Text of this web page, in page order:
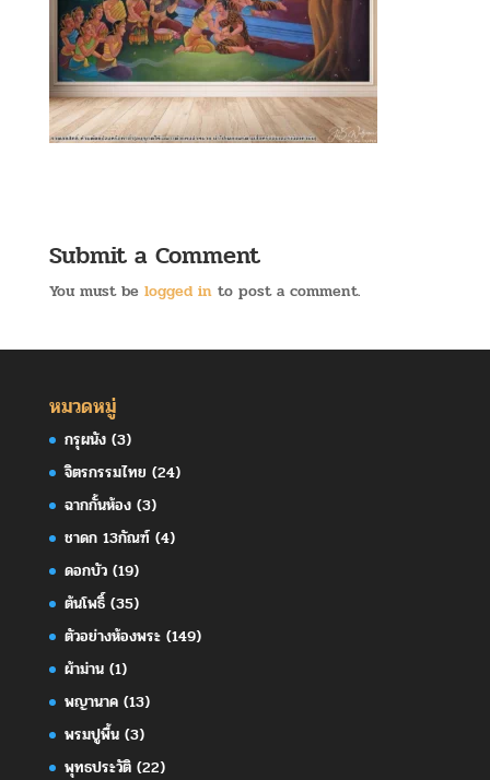
Submit a Comment
You must be logged into post a comment.
หมวดหมู่
กรุผนัง(3)
จิตรกรรมไทย (24)
ฉากกั้นห้อง(3)
ชาดก 13กัณฑ์(4)
ดอกบัว(19)
ต้นโพธิ์(35)
ตัวอย่างห้องพระ(149)
ผ้าม่าน(1)
พญานาค(13)
พรมปูพื้น(3)
พุทธประวัติ(22)